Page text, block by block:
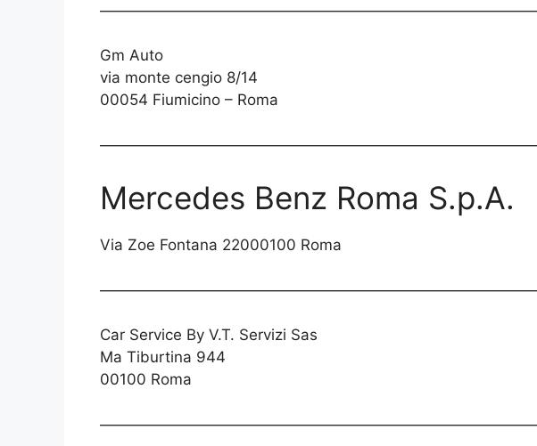
Gm Auto
via monte cengio 8/14
00054 Fiumicino – Roma
Mercedes Benz Roma S.p.A.
Via Zoe Fontana 22000100 Roma
Car Service By V.T. Servizi Sas
Ma Tiburtina 944
00100 Roma